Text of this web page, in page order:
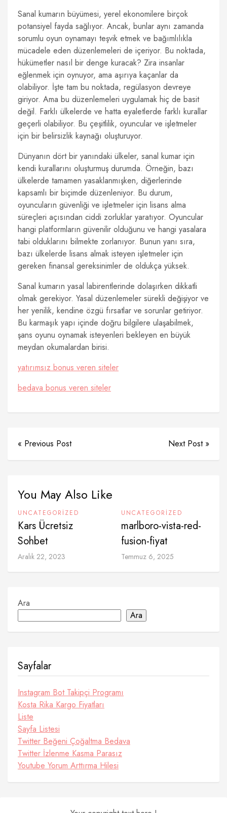
Sanal kumarın büyümesi, yerel ekonomilere birçok
potansiyel fayda sağlıyor. Ancak, bunlar aynı zamanda
sorumlu oyun oynamayı teşvik etmek ve bağımlılıkla
mücadele eden düzenlemeleri de içeriyor. Bu noktada,
hükümetler nasıl bir denge kuracak? Zira insanlar
eğlenmek için oynuyor, ama aşırıya kaçanlar da
olabiliyor. İşte tam bu noktada, regülasyon devreye
giriyor. Ama bu düzenlemeleri uygulamak hiç de basit
değil. Farklı ülkelerde ve hatta eyaletlerde farklı kurallar
geçerli olabiliyor. Bu çeşitlilik, oyuncular ve işletmeler
için bir belirsizlik kaynağı oluşturuyor.
Dünyanın dört bir yanındaki ülkeler, sanal kumar için
kendi kurallarını oluşturmuş durumda. Örneğin, bazı
ülkelerde tamamen yasaklanmışken, diğerlerinde
kapsamlı bir biçimde düzenleniyor. Bu durum,
oyuncuların güvenliği ve işletmeler için lisans alma
süreçleri açısından ciddi zorluklar yaratıyor. Oyuncular
hangi platformların güvenilir olduğunu ve hangi yasalara
tabi olduklarını bilmekte zorlanıyor. Bunun yanı sıra,
bazı ülkelerde lisans almak isteyen işletmeler için
gereken finansal gereksinimler de oldukça yüksek.
Sanal kumarın yasal labirentlerinde dolaşırken dikkatli
olmak gerekiyor. Yasal düzenlemeler sürekli değişiyor ve
her yenilik, kendine özgü fırsatlar ve sorunlar getiriyor.
Bu karmaşık yapı içinde doğru bilgilere ulaşabilmek,
şans oyunu oynamak isteyenleri bekleyen en büyük
meydan okumalardan birisi.
yatırımsız bonus veren siteler
bedava bonus veren siteler
« Previous Post Next Post »
You May Also Like
UNCATEGORIZED
Kars Ücretsiz
Sohbet
Aralık 22, 2023
UNCATEGORIZED
marlboro-vista-red-
fusion-fiyat
Temmuz 6, 2025
Ara
Ara
Sayfalar
Instagram Bot Takipçi Programı
Kosta Rika Kargo Fiyatları
Liste
Sayfa Listesi
Twitter Beğeni Çoğaltma Bedava
Twitter İzlenme Kasma Parasız
Youtube Yorum Arttırma Hilesi